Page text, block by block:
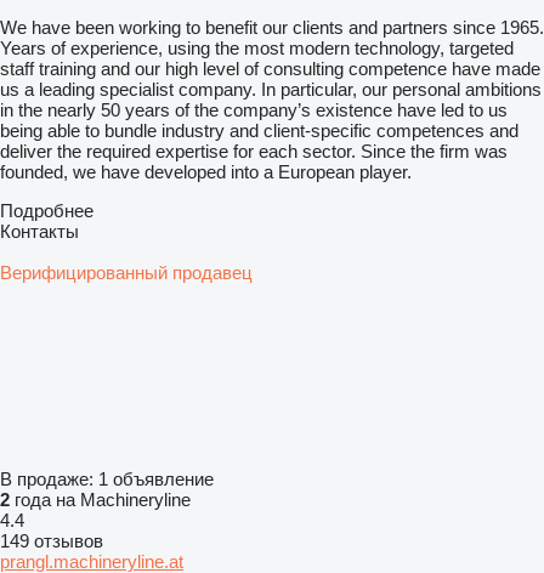
We have been working to benefit our clients and partners since 1965.
Years of experience, using the most modern technology, targeted
staff training and our high level of consulting competence have made
us a leading specialist company. In particular, our personal ambitions
in the nearly 50 years of the company’s existence have led to us
being able to bundle industry and client-specific competences and
deliver the required expertise for each sector. Since the firm was
founded, we have developed into a European player.
Подробнее
Контакты
Верифицированный продавец
В продаже: 1 объявление
2 года на Machineryline
4.4
149 отзывов
prangl.machineryline.at